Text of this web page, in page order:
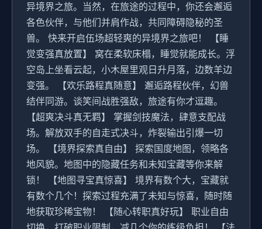
异境界之旅。当然，在旅途的过程中，你还会邂逅
各色伙伴，与他们并肩作战，共同障碍隐秘的圣
兽。 快来开启伍场超轻爽的异境界之旅吧！ 【睡
觉变强真放置】 窝在柔软床榻，睡觉就能成长。浮
空岛上坐看云起，小木屋里观日升月落，边数羊边
变强。 【欢乐路程真随意】 邂逅路程伙伴，幻兽
结伴同游。谈笑间战胜强敌，旅途有你才逗趣。
【超爽决斗真无羁】 掌握剑技魔法，肆意支配战
场。解放双手的自走式决斗，炸裂输出引爆一切
场。 【境界探索真自由】 探索国度地图，领略各
地风貌。地图中的隐藏任务和未知宝藏等你来解
锁！ 【地图寻宝真惊喜】 境界有数个大，宝藏就
有数个几个！探索过程充满了未知与惊喜，随时随
地获取珍稀宝物！ 【随心转职真好玩】 职业自由